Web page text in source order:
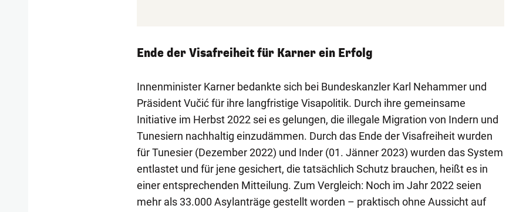
Ende der Visafreiheit für Karner ein Erfolg
Innenminister Karner bedankte sich bei Bundeskanzler Karl Nehammer und
Präsident Vučić für ihre langfristige Visapolitik. Durch ihre gemeinsame
Initiative im Herbst 2022 sei es gelungen, die illegale Migration von Indern und
Tunesiern nachhaltig einzudämmen. Durch das Ende der Visafreiheit wurden
für Tunesier (Dezember 2022) und Inder (01. Jänner 2023) wurden das System
entlastet und für jene gesichert, die tatsächlich Schutz brauchen, heißt es in
einer entsprechenden Mitteilung. Zum Vergleich: Noch im Jahr 2022 seien
mehr als 33.000 Asylanträge gestellt worden – praktisch ohne Aussicht auf